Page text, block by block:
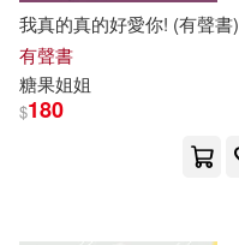
我真的真的好愛你! (有聲書)
有聲書
糖果姐姐
$180